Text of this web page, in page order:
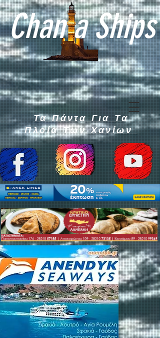
Chan a Ships
Τα Πάντα Για Τα
Πλοία Των Χανίων